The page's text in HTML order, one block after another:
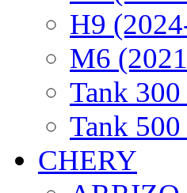
H9
M6
Tank
Tank
CHERY